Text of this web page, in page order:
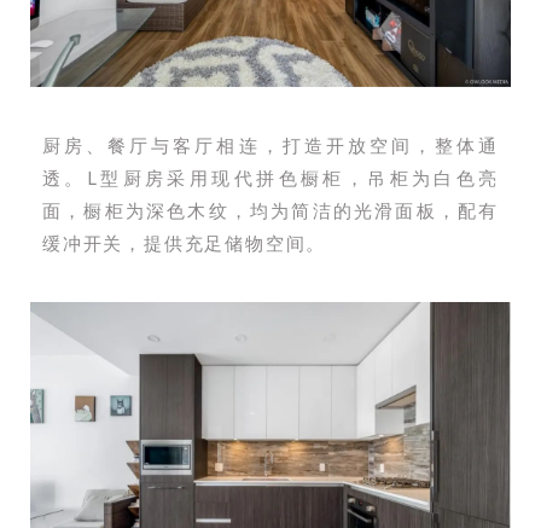
厨房、餐厅与客厅相连，打造开放空间，整体通
透。L型厨房采用现代拼色橱柜，吊柜为白色亮
面，橱柜为深色木纹，均为简洁的光滑面板，配有
缓冲开关，提供充足储物空间。